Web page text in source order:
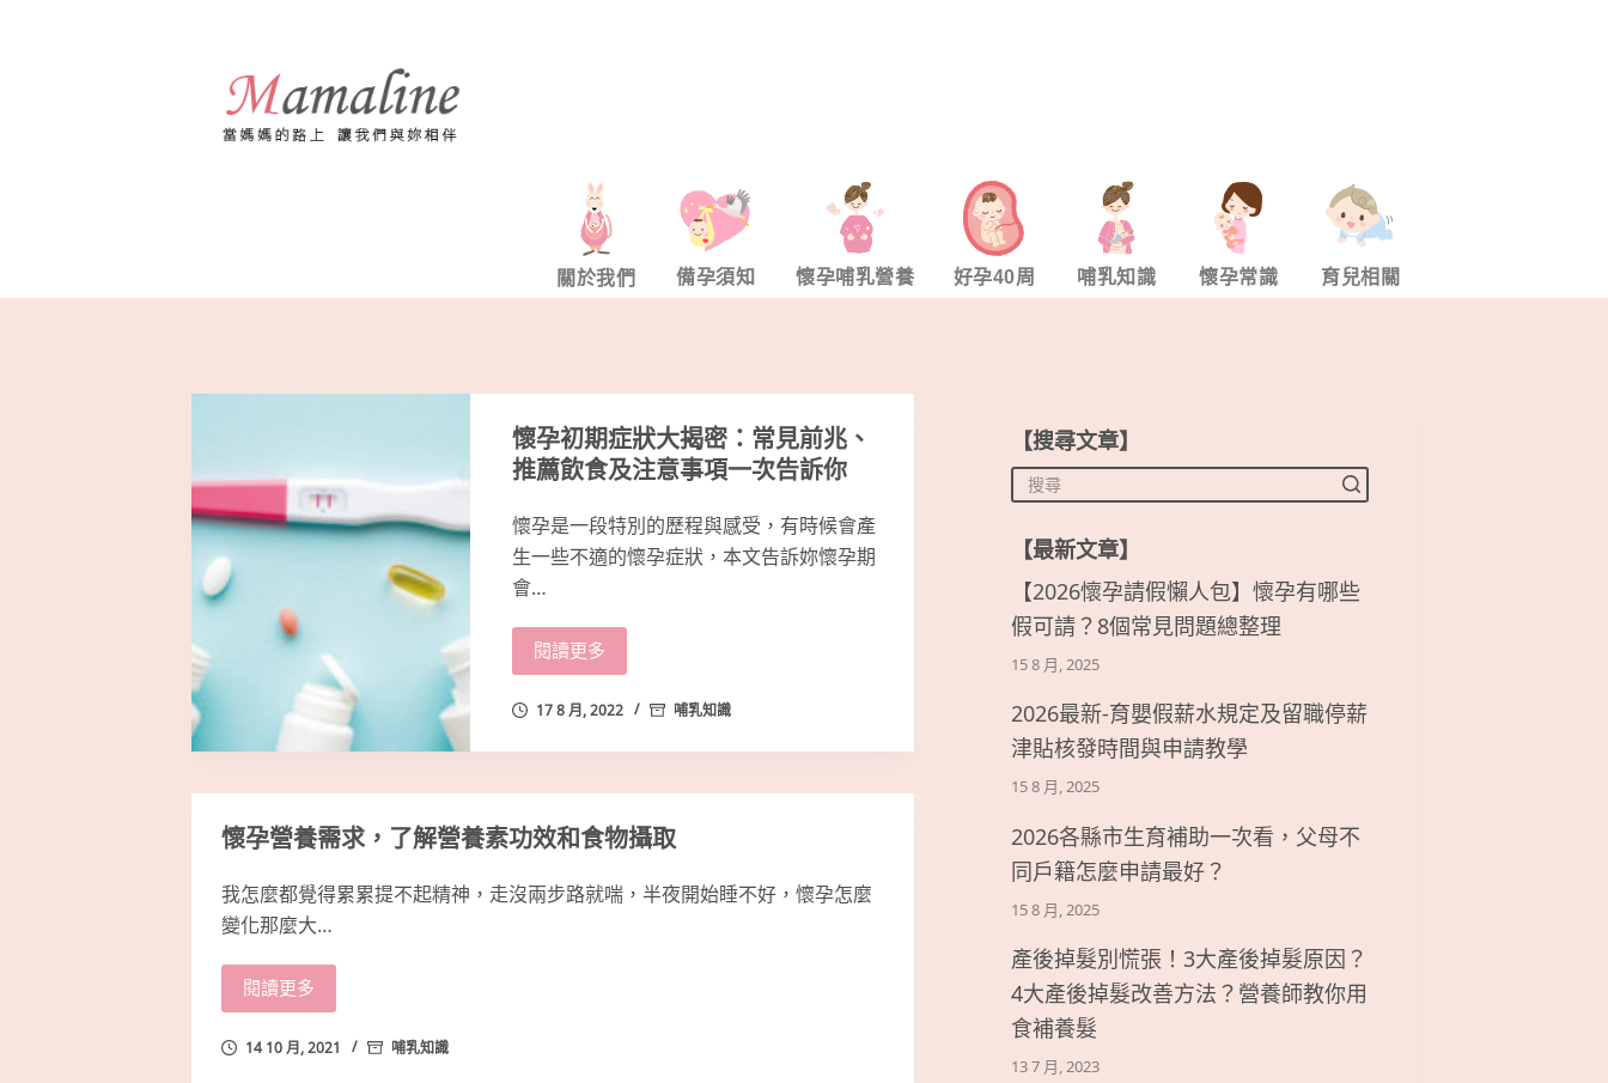
關於我們 備孕須知 懷孕哺乳營養 好孕40周 哺乳知識 懷孕常識 育兒相關
懷孕初期症狀大揭密：常見前兆、
推薦飲食及注意事項一次告訴你
懷孕是一段特別的歷程與感受，有時候會產
生一些不適的懷孕症狀，本文告訴妳懷孕期
會…
閱讀更多
17 8 月, 2022 哺乳知識
懷孕營養需求，了解營養素功效和食物攝取
我怎麼都覺得累累提不起精神，走沒兩步路就喘，半夜開始睡不好，懷孕怎麼
變化那麼大…
閱讀更多
14 10 月, 2021 哺乳知識
【搜尋文章】
【最新文章】
【2026懷孕請假懶人包】懷孕有哪些
假可請？8個常見問題總整理
15 8 月, 2025
2026最新-育嬰假薪水規定及留職停薪
津貼核發時間與申請教學
15 8 月, 2025
2026各縣市生育補助一次看，父母不
同戶籍怎麼申請最好？
15 8 月, 2025
產後掉髮別慌張！3大產後掉髮原因？
4大產後掉髮改善方法？營養師教你用
食補養髮
13 7 月, 2023